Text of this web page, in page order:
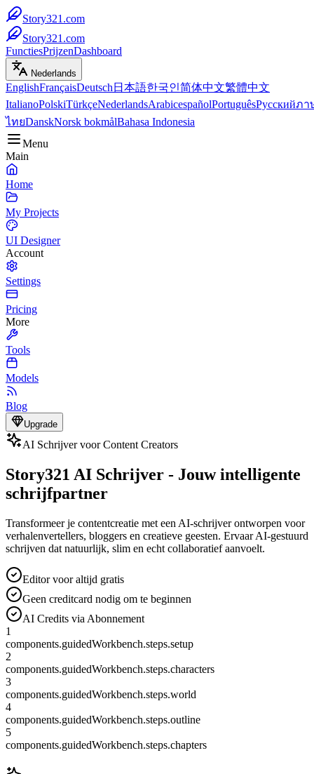
Story321.com
Story321.com
FunctiesPrijzenDashboard
Nederlands
EnglishFrançaisDeutsch 日本語한국인简体中文繁體中文
ItalianoPolskiTürkçeNederlandsArabicespañolPortuguêsРусскийภา
ไทยDanskNorsk bokmålBahasa Indonesia
Menu
Main
Home
My Projects
UI Designer
Account
Settings
Pricing
More
Tools
Models
Blog
Upgrade
AI Schrijver voor Content Creators
Story321 AI Schrijver - Jouw intelligente
schrijfpartner
Transformeer je contentcreatie met een AI-schrijver ontworpen voor
verhalenvertellers, bloggers en creatieve geesten. Ervaar AI-gestuurd
schrijven dat natuurlijk, slim en echt collaboratief aanvoelt.
Editor voor altijd gratis
Geen creditcard nodig om te beginnen
AI Credits via Abonnement
1
components.guidedWorkbench.steps.setup
2
components.guidedWorkbench.steps.characters
3
components.guidedWorkbench.steps.world
4
components.guidedWorkbench.steps.outline
5
components.guidedWorkbench.steps.chapters